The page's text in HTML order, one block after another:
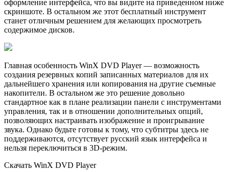
оформление интерфейса, что вы видите на приведенном ниже
скриншоте. В остальном же этот бесплатный инструмент
станет отличным решением для желающих просмотреть
содержимое дисков.
Главная особенность WinX DVD Player — возможность
создания резервных копий записанных материалов для их
дальнейшего хранения или копирования на другие съемные
накопители. В остальном же это решение довольно
стандартное как в плане реализации панели с инструментами
управления, так и в отношении дополнительных опций,
позволяющих настраивать изображение и проигрывание
звука. Однако будьте готовы к тому, что субтитры здесь не
поддерживаются, отсутствует русский язык интерфейса и
нельзя переключиться в 3D-режим.
Скачать WinX DVD Player